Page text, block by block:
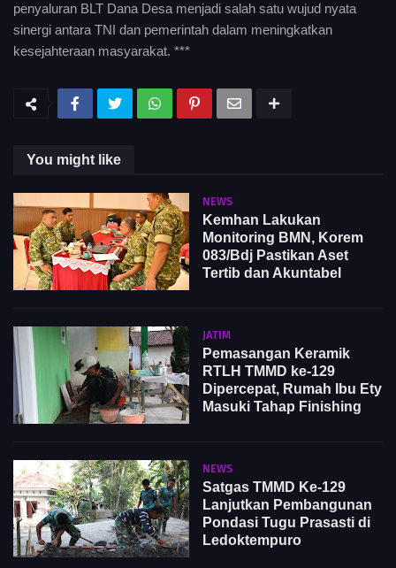
penyaluran BLT Dana Desa menjadi salah satu wujud nyata
sinergi antara TNI dan pemerintah dalam meningkatkan
kesejahteraan masyarakat. ***
You might like
NEWS
Kemhan Lakukan
Monitoring BMN, Korem
083/Bdj Pastikan Aset
Tertib dan Akuntabel
JATIM
Pemasangan Keramik
RTLH TMMD ke-129
Dipercepat, Rumah Ibu Ety
Masuki Tahap Finishing
NEWS
Satgas TMMD Ke-129
Lanjutkan Pembangunan
Pondasi Tugu Prasasti di
Ledoktempuro